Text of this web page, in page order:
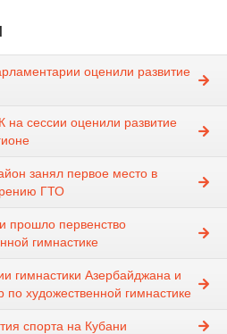
оценили развитие
сессии оценили развитие
занял первое место в
ГТО
прошло первенство
гимнастике
Азербайджана и
по художественной гимнастике
спорта на Кубани